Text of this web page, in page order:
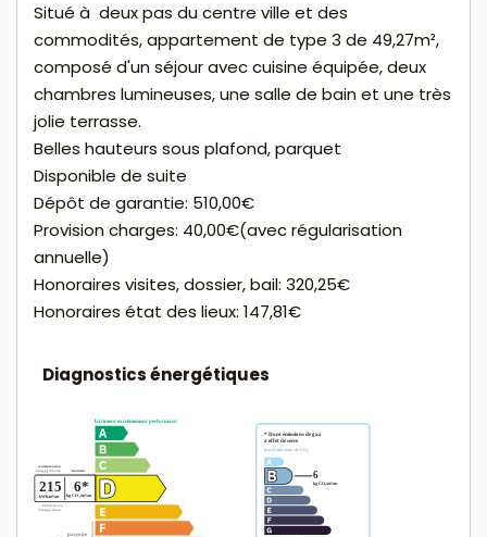
Situé à deux pas du centre ville et des
commodités, appartement de type 3 de 49,27m²,
composé d'un séjour avec cuisine équipée, deux
chambres lumineuses, une salle de bain et une très
jolie terrasse.
Belles hauteurs sous plafond, parquet
Disponible de suite
Dépôt de garantie: 510,00€
Provision charges: 40,00€(avec régularisation
annuelle)
Honoraires visites, dossier, bail: 320,25€
Honoraires état des lieux: 147,81€
Diagnostics énergétiques